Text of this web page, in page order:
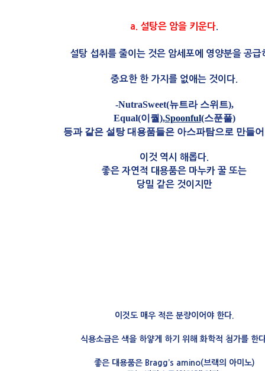
a. 설탕은 암을 키운다
설탕 섭취를 줄이는 것은 암세포에 영양분을 공급
중요한 한 가지를 없애는 것이다.
-NutraSweet(뉴트라 스위트),
Equal(이퀄),Spoonful(스푼풀)
등과 같은 설탕 대용품들은 아스파탐으로 만들
이것 역시 해롭다.
좋은 자연적 대용품은 마누카 꿀 또는
당밀 같은 것이지만
이것도 매우 적은 분량이어야 한다.
식용소금은 색을 하얗게 하기 위해 화학적 첨가를 한
좋은 대용품은 Bragg’s amino(브랙의 아미노)